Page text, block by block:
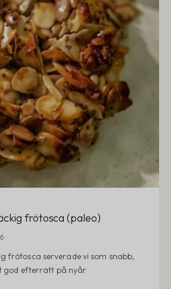
frötosca (paleo)
frötosca serverade vi som snabb,
god efterrätt på nyår